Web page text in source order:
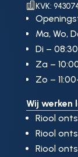
 KVK:
Ma, Wo,
Di –
Za –
Zo –
Wij werken
Riool
Riool
Riool